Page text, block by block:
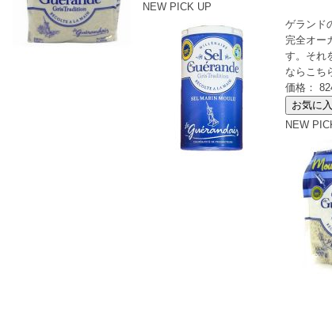
NEW PICK UP
ゲランド
完全オー
す。それ
ならこち
価格：
NEW